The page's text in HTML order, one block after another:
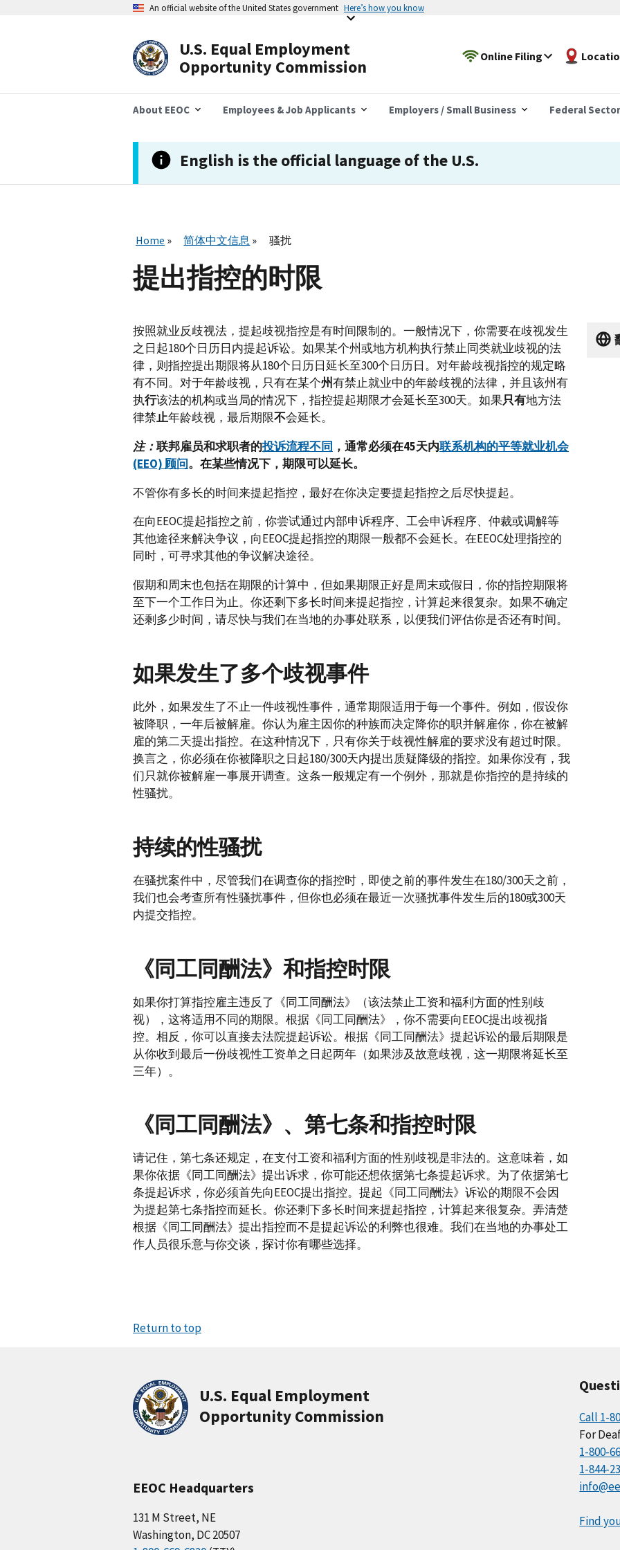
An official website of the United States government Here’s how you know
U.S. Equal Employment
Opportunity Commission
Online Filing
About EEOC Employees & Job Applicants Employers / Small Business Federal Sector
English is the official language of the U.S.
Home 简体中文信息 骚扰
提出指控的时限
按照就业反歧视法，提起歧视指控是有时间限制的。一般情况下，你需要在歧视发生
之日起180个日历日内提起诉讼。如果某个州或地方机构执行禁止同类就业歧视的法
律，则指控提出期限将从180个日历日延长至300个日历日。对年龄歧视指控的规定略
有不同。对于年龄歧视，只有在某个州有禁止就业中的年龄歧视的法律，并且该州有
执行该法的机构或当局的情况下，指控提起期限才会延长至300天。如果只有地方法
律禁止年龄歧视，最后期限不会延长。
注：联邦雇员和求职者的投诉流程不同 ，通常必须在45天内联系机构的平等就业机会
(EEO) 顾问。在某些情况下，期限可以延长。
不管你有多长的时间来提起指控，最好在你决定要提起指控之后尽快提起。
在向EEOC提起指控之前，你尝试通过内部申诉程序、工会申诉程序、仲裁或调解等
其他途径来解决争议，向EEOC提起指控的期限一般都不会延长。在EEOC处理指控的
同时，可寻求其他的争议解决途径。
假期和周末也包括在期限的计算中，但如果期限正好是周末或假日，你的指控期限将
至下一个工作日为止。你还剩下多长时间来提起指控，计算起来很复杂。如果不确定
还剩多少时间，请尽快与我们在当地的办事处联系，以便我们评估你是否还有时间。
如果发生了多个歧视事件
此外，如果发生了不止一件歧视性事件，通常期限适用于每一个事件。例如，假设你
被降职，一年后被解雇。你认为雇主因你的种族而决定降你的职并解雇你，你在被解
雇的第二天提出指控。在这种情况下，只有你关于歧视性解雇的要求没有超过时限。
换言之，你必须在你被降职之日起180/300天内提出质疑降级的指控。如果你没有，我
们只就你被解雇一事展开调查。这条一般规定有一个例外，那就是你指控的是持续的
性骚扰。
持续的性骚扰
在骚扰案件中，尽管我们在调查你的指控时，即使之前的事件发生在180/300天之前，
我们也会考查所有性骚扰事件，但你也必须在最近一次骚扰事件发生后的180或300天
内提交指控。
《同工同酬法》和指控时限
如果你打算指控雇主违反了《同工同酬法》（该法禁止工资和福利方面的性别歧
视），这将适用不同的期限。根据《同工同酬法》，你不需要向EEOC提出歧视指
控。相反，你可以直接去法院提起诉讼。根据《同工同酬法》提起诉讼的最后期限是
从你收到最后一份歧视性工资单之日起两年（如果涉及故意歧视，这一期限将延长至
三年）。
《同工同酬法》、第七条和指控时限
请记住，第七条还规定，在支付工资和福利方面的性别歧视是非法的。这意味着，如
果你依据《同工同酬法》提出诉求，你可能还想依据第七条提起诉求。为了依据第七
条提起诉求，你必须首先向EEOC提出指控。提起《同工同酬法》诉讼的期限不会因
为提起第七条指控而延长。你还剩下多长时间来提起指控，计算起来很复杂。弄清楚
根据《同工同酬法》提出指控而不是提起诉讼的利弊也很难。我们在当地的办事处工
作人员很乐意与你交谈，探讨你有哪些选择。
Return to top
U.S. Equal Employment
Opportunity Commission
EEOC Headquarters
131 M Street, NE
Washington, DC 20507
Call 1-
For
1-800-
1-844-
Find